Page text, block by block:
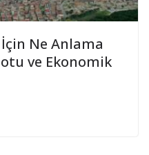
Ne Anlama
ve Ekonomik